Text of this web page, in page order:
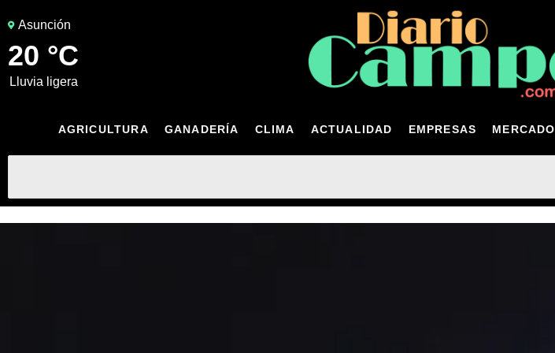
Asunción
20 °C
lluvia ligera
AGRICULTURA GANADERÍA CLIMA ACTUALIDAD EMPRESAS MERCADO